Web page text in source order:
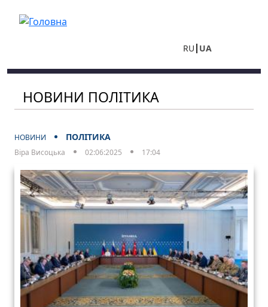
RU UA
НОВИНИ ПОЛІТИКА
НОВИНИ ПОЛІТИКА
Віра Висоцька 02:06:2025 17:04